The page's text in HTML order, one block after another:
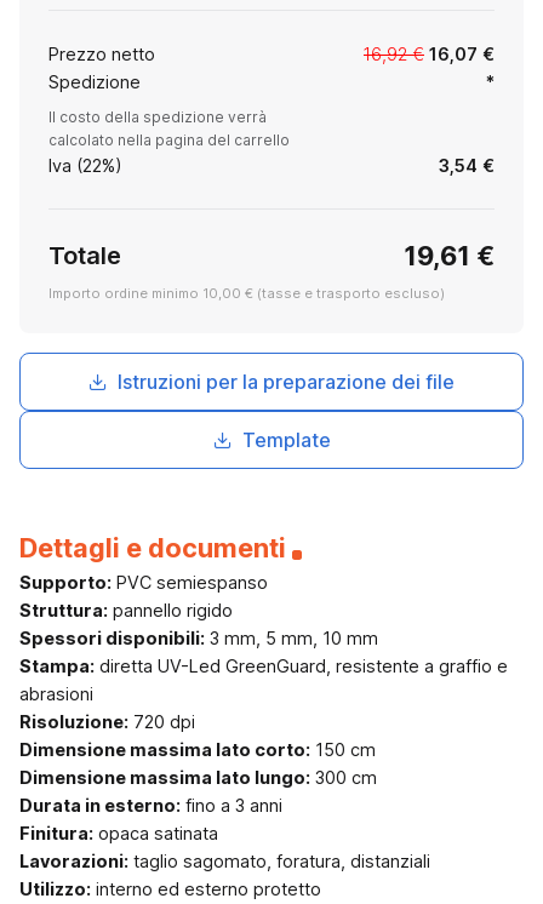
Prezzo netto 16,92 € 16,07 €
Spedizione
Il costo della spedizione verrà
calcolato nella pagina del carrello
*
Iva (22%) 3,54 €
Totale 19,61 €
Importo ordine minimo 10,00 € (tasse e trasporto escluso)
Istruzioni per la preparazione dei file
Template
Dettagli e documenti
Supporto: PVC semiespanso
Struttura: pannello rigido
Spessori disponibili: 3 mm, 5 mm, 10 mm
Stampa: diretta UV-Led GreenGuard, resistente a graffio e
abrasioni
Risoluzione: 720 dpi
Dimensione massima lato corto: 150 cm
Dimensione massima lato lungo: 300 cm
Durata in esterno: fino a 3 anni
Finitura: opaca satinata
Lavorazioni: taglio sagomato, foratura, distanziali
Utilizzo: interno ed esterno protetto